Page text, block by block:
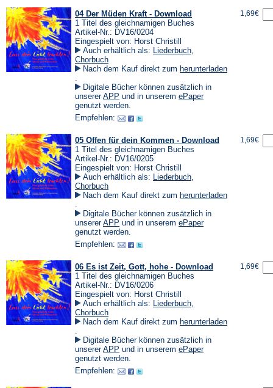
04 Der Müden Kraft - Download
1 Titel des gleichnamigen Buches
Artikel-Nr.: DV16/0204
Eingespielt von: Horst Christill
Auch erhältlich als: Liederbuch,
Chorbuch
Nach dem Kauf direkt zum herunterladen
in
einem
neuen
Tab)
.
Digitale Bücher können zusätzlich in
unsererAPP (Öffnet
in
neuen
und in unserem ePaper(Öffnet
genutzt werden.
Empfehlen:
1,69€
05 Offen für dein Kommen - Download
1 Titel des gleichnamigen Buches
Artikel-Nr.: DV16/0205
Eingespielt von: Horst Christill
Auch erhältlich als: Liederbuch,
Chorbuch
Nach dem Kauf direkt zum herunterladen
in
einem
neuen
Tab)
.
Digitale Bücher können zusätzlich in
unsererAPP (Öffnet
in
neuen
und in unserem ePaper(Öffnet
genutzt werden.
Empfehlen:
1,69€
06 Es ist Zeit, Gott, hohe - Download
1 Titel des gleichnamigen Buches
Artikel-Nr.: DV16/0206
Eingespielt von: Horst Christill
Auch erhältlich als: Liederbuch,
Chorbuch
Nach dem Kauf direkt zum herunterladen
in
einem
neuen
Tab)
.
Digitale Bücher können zusätzlich in
unsererAPP (Öffnet
in
neuen
und in unserem ePaper(Öffnet
genutzt werden.
Empfehlen:
1,69€